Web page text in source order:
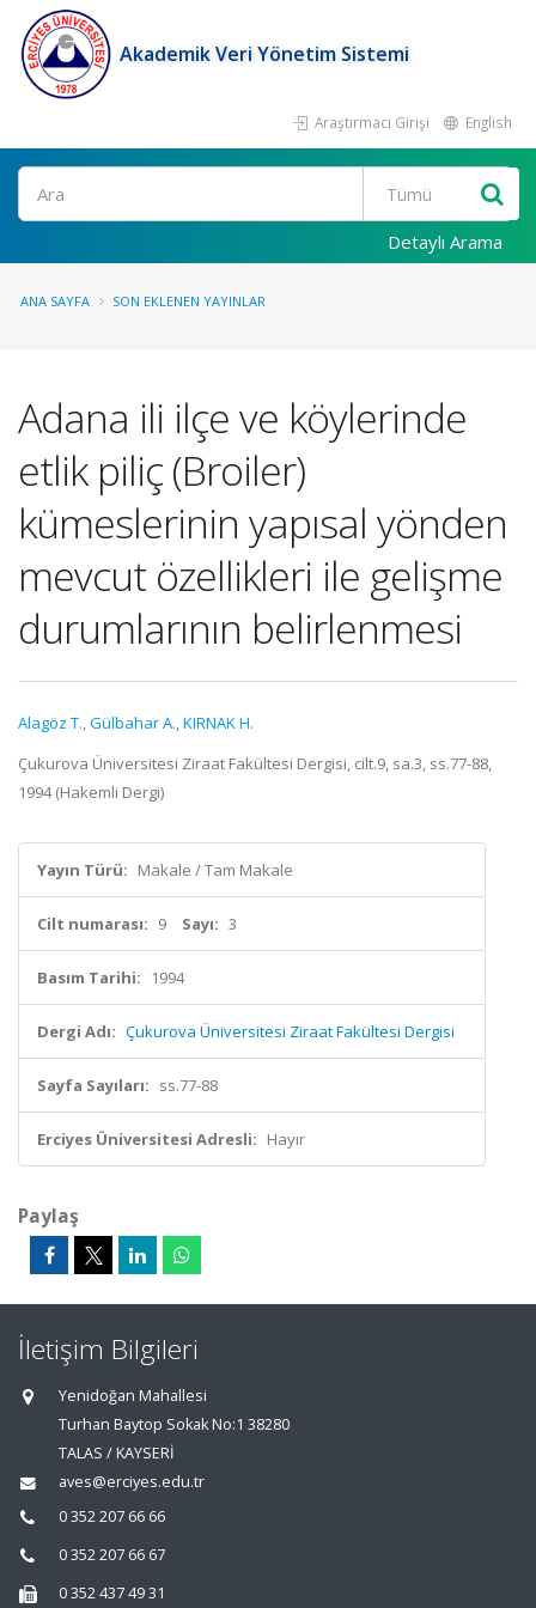
Akademik Veri Yönetim Sistemi
Araştırmacı Girişi English
Ara
Detaylı Arama
ANA SAYFA SON EKLENEN YAYINLAR
Adana ili ilçe ve köylerinde
etlik piliç (Broiler)
kümeslerinin yapısal yönden
mevcut özellikleri ile gelişme
durumlarının belirlenmesi
Alagöz T.,Gülbahar A.,KIRNAK H.
Çukurova Üniversitesi Ziraat Fakültesi Dergisi, cilt.9, sa.3, ss.77-88,
1994 (Hakemli Dergi)
Yayın Türü: Makale / Tam Makale
Cilt numarası: 9 Sayı: 3
Basım Tarihi: 1994
Dergi Adı: Çukurova Üniversitesi Ziraat Fakültesi Dergisi
Sayfa Sayıları: ss.77-88
Erciyes Üniversitesi Adresli: Hayır
Paylaş
İletişim Bilgileri
Yenidoğan Mahallesi
Turhan Baytop Sokak No:1 38280
TALAS / KAYSERİ
aves@erciyes.edu.tr
0 352 207 66 66
0 352 207 66 67
0 352 437 49 31